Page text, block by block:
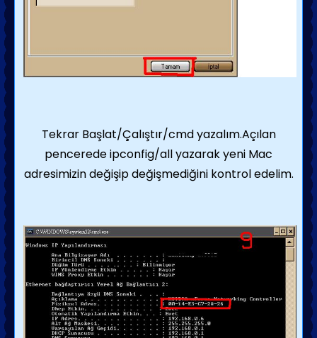
Tekrar Başlat/Çalıştır/cmd yazalım.Açılan
pencerede ipconfig/all yazarak yeni Mac
adresimizin değişip değişmediğini kontrol edelim.